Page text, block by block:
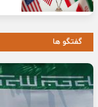
گفتگو ها